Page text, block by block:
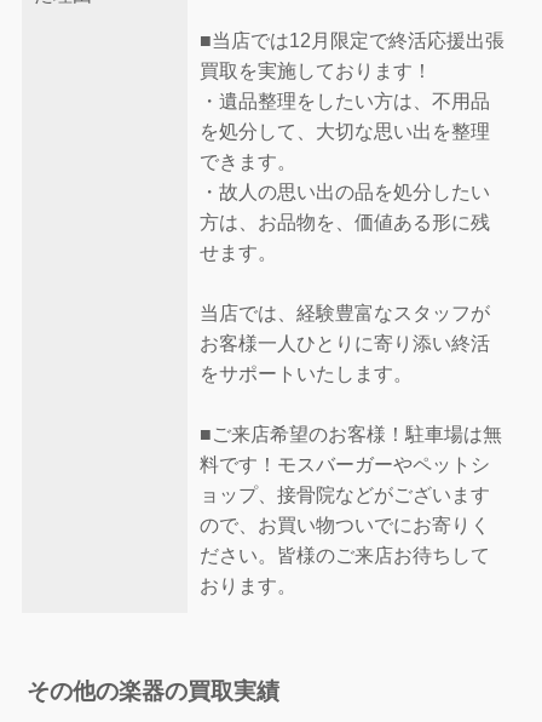
■当店では12月限定で終活応援出張
買取を実施しております！
・遺品整理をしたい方は、不用品
を処分して、大切な思い出を整理
できます。
・故人の思い出の品を処分したい
方は、お品物を、価値ある形に残
せます。
当店では、経験豊富なスタッフが
お客様一人ひとりに寄り添い終活
をサポートいたします。
■ご来店希望のお客様！駐車場は無
料です！モスバーガーやペットシ
ョップ、接骨院などがございます
ので、お買い物ついでにお寄りく
ださい。皆様のご来店お待ちして
おります。
その他の楽器の買取実績